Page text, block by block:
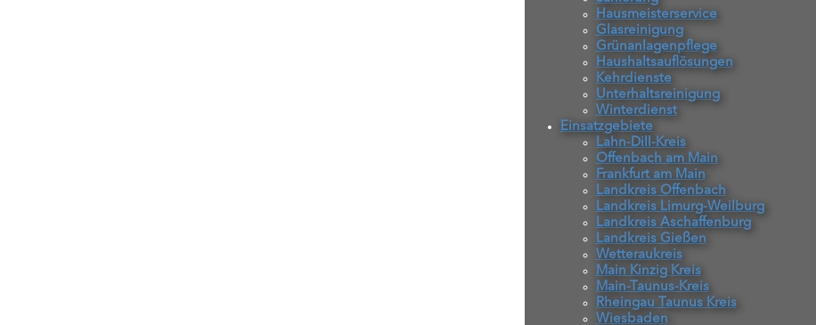
Hausmeisterservice
Glasreinigung
Grünanlagenpflege
Haushaltsauflösungen
Kehrdienste
Unterhaltsreinigung
Winterdienst
Einsatzgebiete
Lahn-Dill-Kreis
Offenbach am Main
Frankfurt am Main
Landkreis Offenbach
Landkreis Limurg-Weilburg
Landkreis Aschaffenburg
Landkreis Gießen
Wetteraukreis
Main Kinzig Kreis
Main-Taunus-Kreis
Rheingau Taunus Kreis
Wiesbaden